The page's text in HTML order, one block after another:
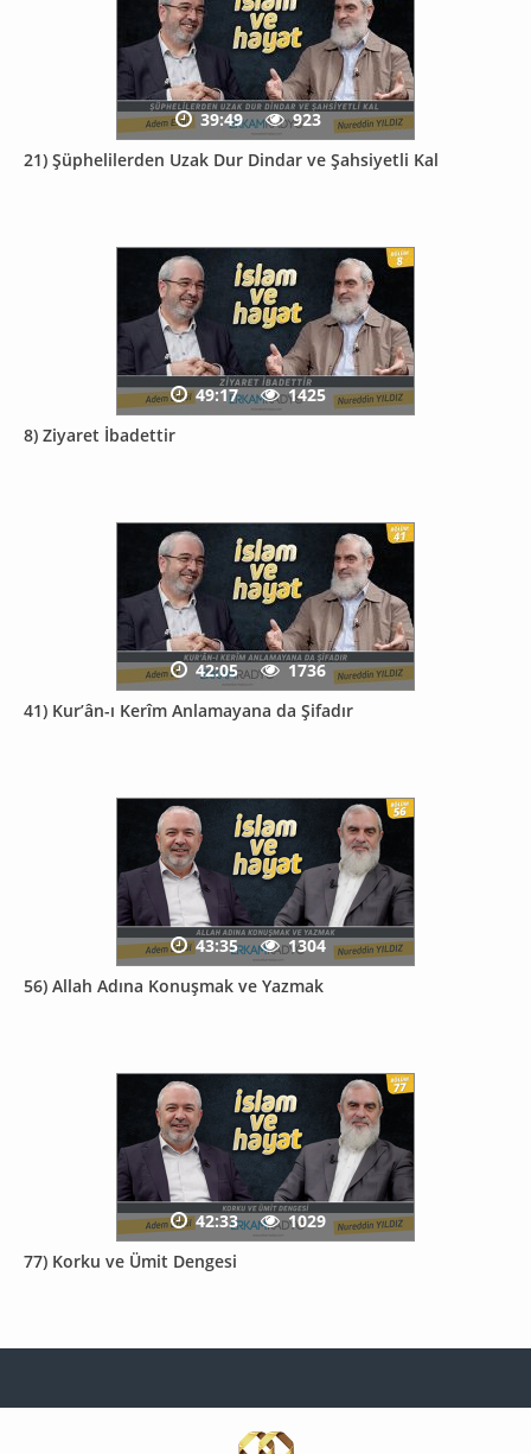
21) Şüphelilerden Uzak Dur Dindar ve Şahsiyetli Kal
39:49 923
8) Ziyaret İbadettir
49:17 1425
41) Kur’ân-ı Kerîm Anlamayana da Şifadır
42:05 1736
56) Allah Adına Konuşmak ve Yazmak
43:35 1304
77) Korku ve Ümit Dengesi
42:33 1029